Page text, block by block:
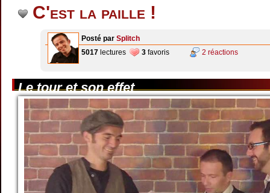
C'est la paille !
Posté par Splitch
5017 lectures 3 favoris 2 réactions
Le tour et son effet